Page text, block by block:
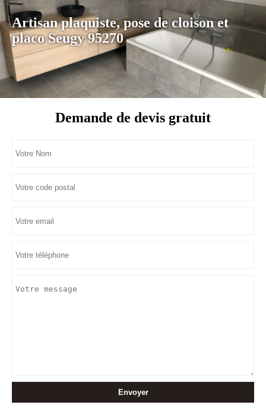
Artisan plaquiste, pose de cloison et
placo Seugy 95270
Demande de devis gratuit